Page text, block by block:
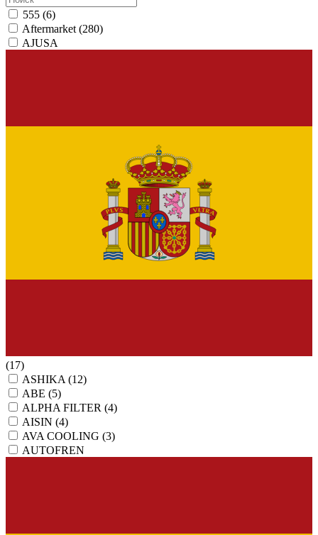
555 (6)
Aftermarket(280)
AJUSA
(17)
ASHIKA(12)
ABE (5)
ALPHA FILTER (4)
AISIN (4)
AVA COOLING (3)
AUTOFREN